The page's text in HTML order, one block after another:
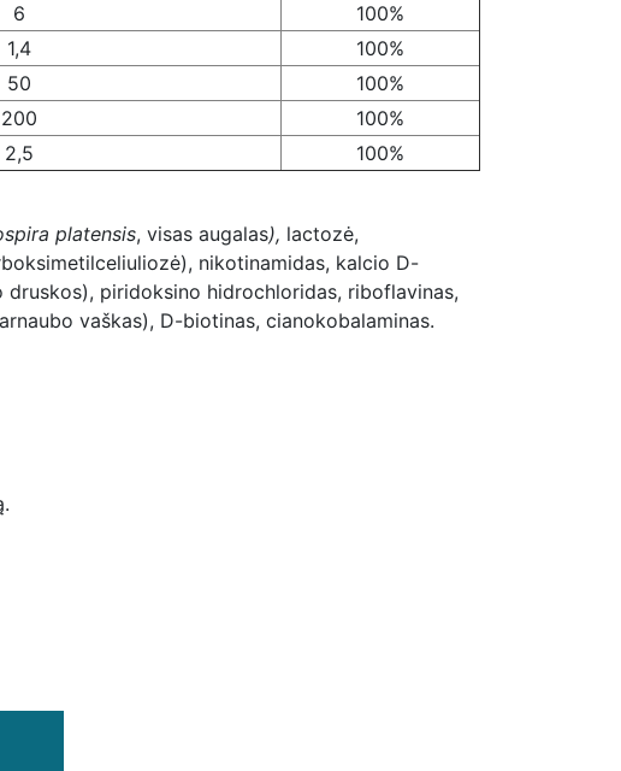
6
100%
1,4
100%
50
100%
200
100%
2,5
100%
platensis, visas augalas), lactozė,
nikotinamidas, kalcio D-
piridoksino hidrochloridas, riboflavinas,
vaškas), D-biotinas, cianokobalaminas.